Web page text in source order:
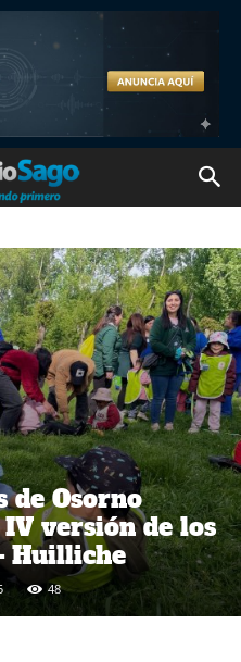
Osorno
versión de los
Huilliche
48